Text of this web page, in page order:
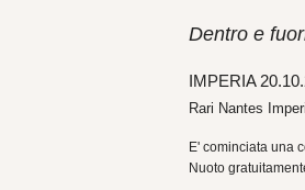
Dentro e
IMPERIA
Rari Nantes
E' cominciata una
Nuoto